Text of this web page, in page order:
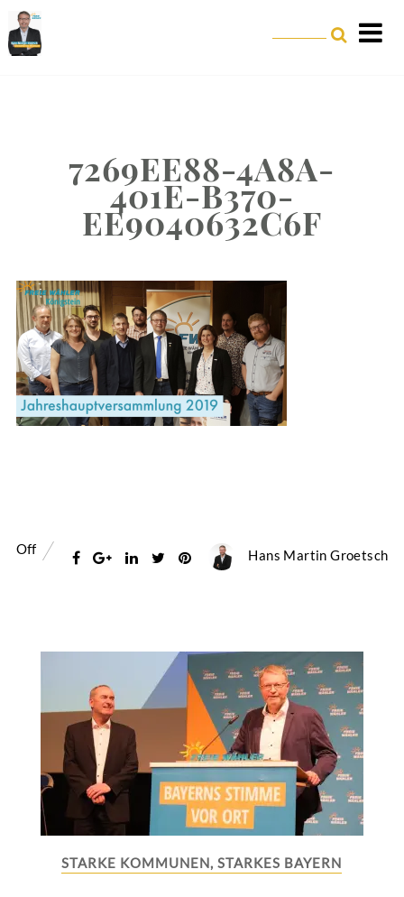
7269EE88-4A8A-
401E-B370-
EE9040632C6F
Off Hans Martin Groetsch
STARKE KOMMUNEN, STARKES BAYERN